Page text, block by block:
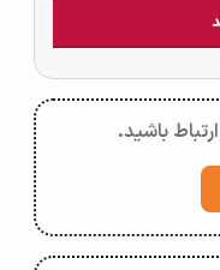
باشید.